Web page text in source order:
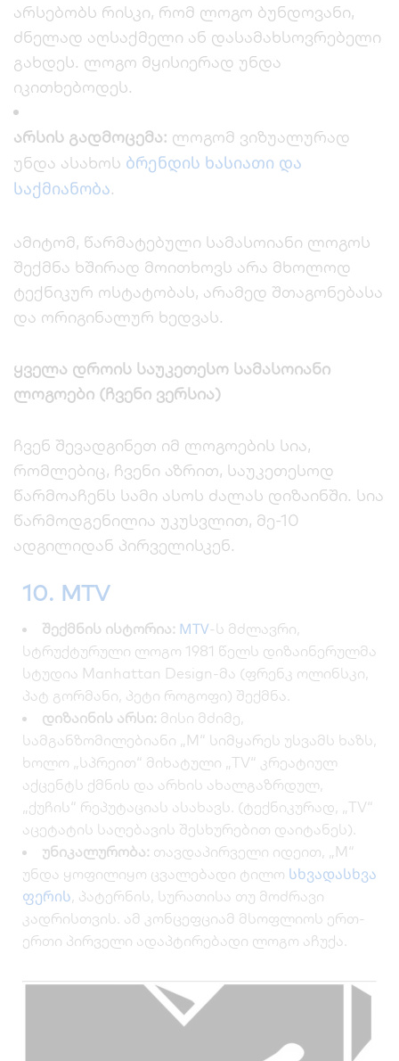
არსებობს რისკი, რომ ლოგო ბუნდოვანი,
ძნელად აღსაქმელი ან დასამახსოვრებელი
გახდეს. ლოგო მყისიერად უნდა
იკითხებოდეს.
არსის გადმოცემა: ლოგომ ვიზუალურად
უნდა ასახოს ბრენდის ხასიათი და
საქმიანობა.
ამიტომ, წარმატებული სამასოიანი ლოგოს
შექმნა ხშირად მოითხოვს არა მხოლოდ
ტექნიკურ ოსტატობას, არამედ შთაგონებასა
და ორიგინალურ ხედვას.
ყველა დროის საუკეთესო სამასოიანი
ლოგოები (ჩვენი ვერსია)
ჩვენ შევადგინეთ იმ ლოგოების სია,
რომლებიც, ჩვენი აზრით, საუკეთესოდ
წარმოაჩენს სამი ასოს ძალას დიზაინში. სია
წარმოდგენილია უკუსვლით, მე-10
ადგილიდან პირველისკენ.
10. MTV
შექმნის ისტორია: MTV-ს მძლავრი,
სტრუქტურული ლოგო 1981 წელს დიზაინერულმა
სტუდია Manhattan Design-მა (ფრენკ ოლინსკი,
პატ გორმანი, პეტი როგოფი) შექმნა.
დიზაინის არსი: მისი მძიმე,
სამგანზომილებიანი „M“ სიმყარეს უსვამს ხაზს,
ხოლო „სპრეით“ მიხატული „TV“ კრეატიულ
აქცენტს ქმნის და არხის ახალგაზრდულ,
„ქუჩის“ რეპუტაციას ასახავს. (ტექნიკურად, „TV“
აცეტატის საღებავის შესხურებით დაიტანეს).
უნიკალურობა: თავდაპირველი იდეით, „M“
უნდა ყოფილიყო ცვალებადი ტილო სხვადასხვა
ფერის, პატერნის, სურათისა თუ მოძრავი
კადრისთვის. ამ კონცეფციამ მსოფლიოს ერთ-
ერთი პირველი ადაპტირებადი ლოგო აჩუქა.